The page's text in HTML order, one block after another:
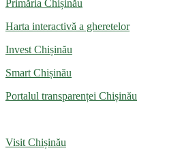
Primăria Chișinău
Harta interactivă a gheretelor
Invest Chișinău
Smart Chișinău
Portalul transparenței Chișinău
Visit Chișinău